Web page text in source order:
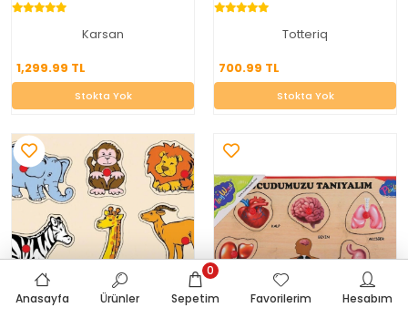
Karsan
1,299.99 TL
1,299.99 TL
Stokta Yok
Stokta Yok
Totteriq
700.99 TL
700.99 TL
Stokta Yok
Anasayfa Ürünler Sepetim
0
Favorilerim
Hesabım